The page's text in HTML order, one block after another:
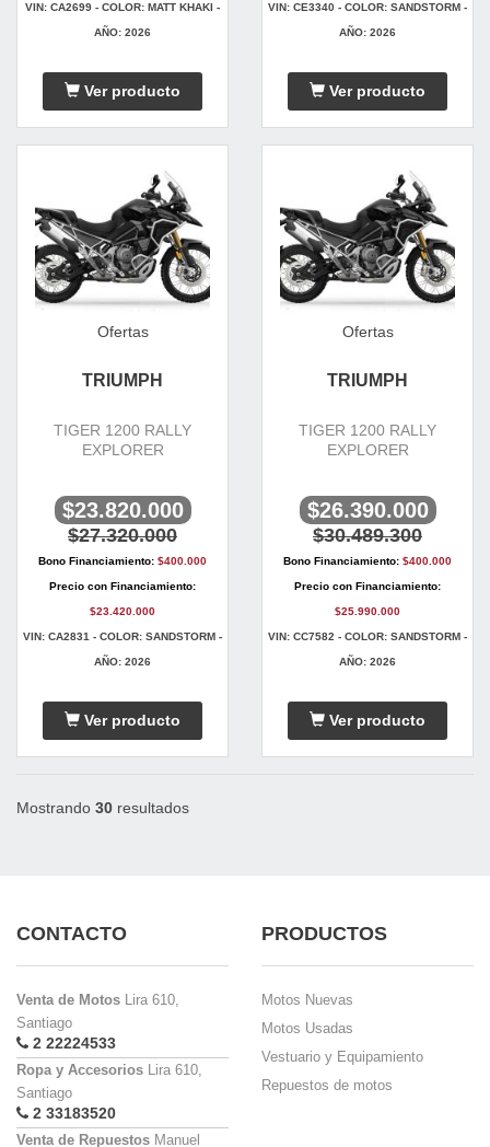
VIN: CA2699 - COLOR: MATT KHAKI -
AÑO: 2026
Ver producto
VIN: CE3340 - COLOR: SANDSTORM -
AÑO: 2026
Ver producto
Ofertas
TRIUMPH
TIGER 1200 RALLY
EXPLORER
$23.820.000
$27.320.000
Bono Financiamiento: $400.000
Precio con Financiamiento:
$23.420.000
VIN: CA2831 - COLOR: SANDSTORM -
AÑO: 2026
Ver producto
Ofertas
TRIUMPH
TIGER 1200 RALLY
EXPLORER
$26.390.000
$30.489.300
Bono Financiamiento: $400.000
Precio con Financiamiento:
$25.990.000
VIN: CC7582 - COLOR: SANDSTORM -
AÑO: 2026
Ver producto
Mostrando 30 resultados
CONTACTO
Venta de Motos Lira 610,
Santiago
2 22224533
Ropa y Accesorios Lira 610,
Santiago
2 33183520
Venta de Repuestos Manuel
PRODUCTOS
Motos Nuevas
Motos Usadas
Vestuario y Equipamiento
Repuestos de motos